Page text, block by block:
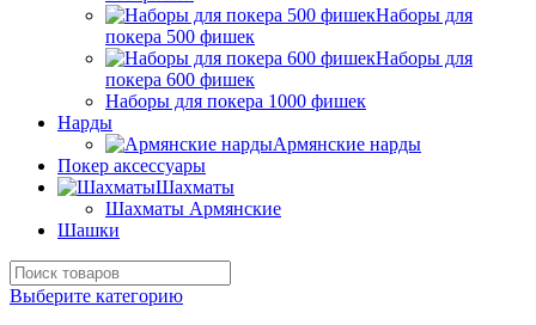
Наборы для
покера 500 фишек
Наборы для
покера 600 фишек
Наборы для покера 1000 фишек
Нарды
Армянские нарды
Покер аксессуары
Шахматы
Шахматы Армянские
Шашки
Выберите категорию